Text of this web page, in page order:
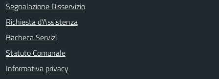
Segnalazione Disservizio
Richiesta d'Assistenza
Bacheca Servizi
Statuto Comunale
Informativa privacy